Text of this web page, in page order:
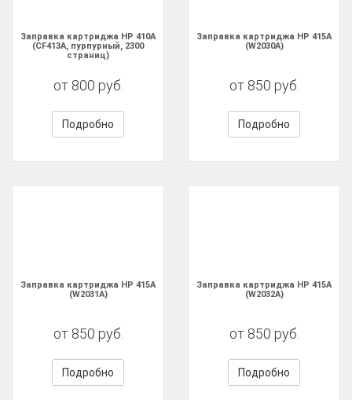
Заправка картриджа HP 410A
(CF413A, пурпурный, 2300
страниц)
от 800 руб.
Подробно
Заправка картриджа HP 415A
(W2030A)
от 850 руб.
Подробно
Заправка картриджа HP 415A
(W2031A)
от 850 руб.
Подробно
Заправка картриджа HP 415A
(W2032A)
от 850 руб.
Подробно